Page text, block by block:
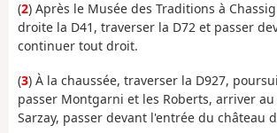
(2) Après le Musée des Traditions à
droite la D41, traverser la D72 et passer
continuer tout droit.
(3) À la chaussée, traverser la D927,
passer Montgarni et les Roberts, arriver
Sarzay, passer devant l'entrée du château